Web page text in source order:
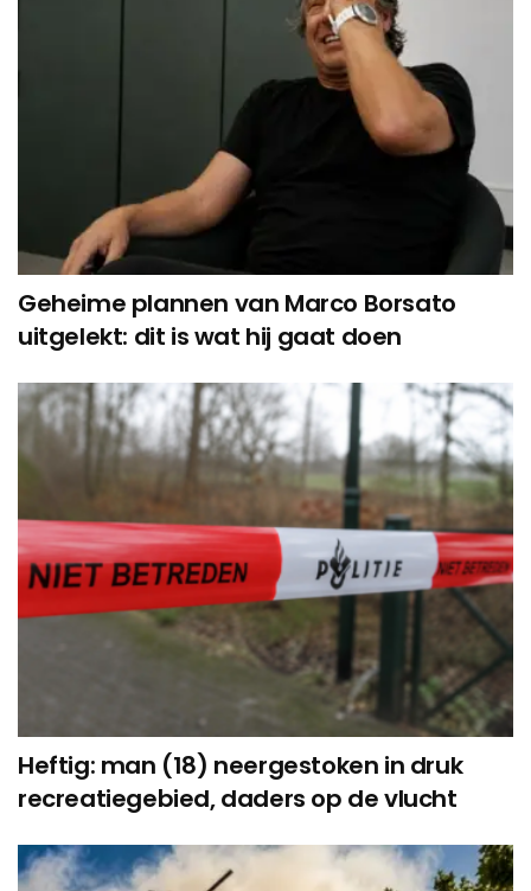
Geheime plannen van Marco Borsato
uitgelekt: dit is wat hij gaat doen
Heftig: man (18) neergestoken in druk
recreatiegebied, daders op de vlucht